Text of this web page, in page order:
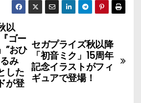
セガプライズ秋以降
「初音ミク」15周年
記念イラストがフィ
ギュアで登場！
以
ゴー
”おひ
み
した
が登